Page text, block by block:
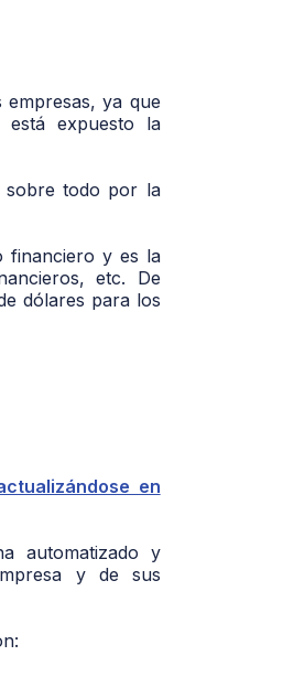
empresas, ya que
expuesto la
sobre todo por la
financiero y es la
etc. De
dólares para los
en
automatizado y
y de sus